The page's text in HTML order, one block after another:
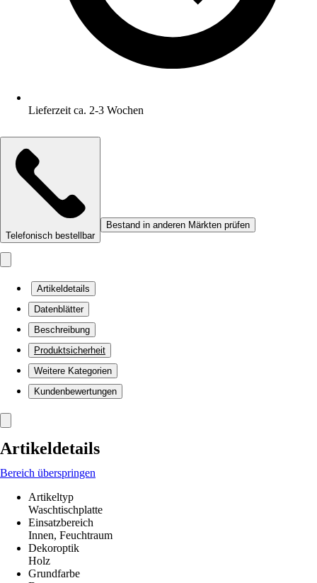
Lieferzeit ca. 2-3 Wochen
Telefonisch bestellbar
Bestand in anderen Märkten prüfen
Artikeldetails
Datenblätter
Beschreibung
Produktsicherheit
Weitere Kategorien
Kundenbewertungen
Artikeldetails
Bereich überspringen
Artikeltyp
Waschtischplatte
Einsatzbereich
Innen, Feuchtraum
Dekoroptik
Holz
Grundfarbe